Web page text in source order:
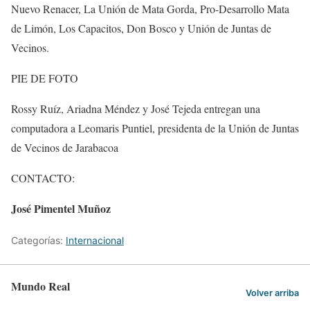
Nuevo Renacer, La Unión de Mata Gorda, Pro-Desarrollo Mata
de Limón, Los Capacitos, Don Bosco y Unión de Juntas de
Vecinos.
PIE DE FOTO
Rossy Ruíz, Ariadna Méndez y José Tejeda entregan una
computadora a Leomaris Puntiel, presidenta de la Unión de Juntas
de Vecinos de Jarabacoa
CONTACTO:
José Pimentel Muñoz
Categorías: Internacional
Mundo Real Volver arriba